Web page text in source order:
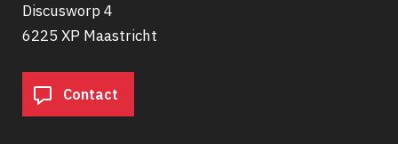
Discusworp 4
6225 XP Maastricht
Contact